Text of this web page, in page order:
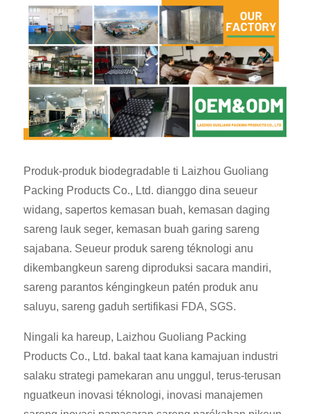
Produk-produk biodegradable ti Laizhou Guoliang
Packing Products Co., Ltd. dianggo dina seueur
widang, sapertos kemasan buah, kemasan daging
sareng lauk seger, kemasan buah garing sareng
sajabana. Seueur produk sareng téknologi anu
dikembangkeun sareng diproduksi sacara mandiri,
sareng parantos kéngingkeun patén produk anu
saluyu, sareng gaduh sertifikasi FDA, SGS.
Ningali ka hareup, Laizhou Guoliang Packing
Products Co., Ltd. bakal taat kana kamajuan industri
salaku strategi pamekaran anu unggul, terus-terusan
nguatkeun inovasi téknologi, inovasi manajemen